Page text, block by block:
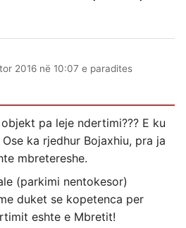
2016 në 10:07 e paradites
pa leje ndertimi??? E ku
ka rjedhur Bojaxhiu, pra ja
mbretereshe.
(parkimi nentokesor)
duket se kopetenca per
eshte e Mbretit!